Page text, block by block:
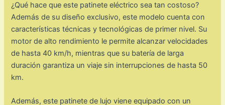
¿Qué hace que este patinete eléctrico sea tan costoso?
Además de su diseño exclusivo, este modelo cuenta con
características técnicas y tecnológicas de primer nivel. Su
motor de alto rendimiento le permite alcanzar velocidades
de hasta 40 km/h, mientras que su batería de larga
duración garantiza un viaje sin interrupciones de hasta 50
km.
Además, este patinete de lujo viene equipado con un